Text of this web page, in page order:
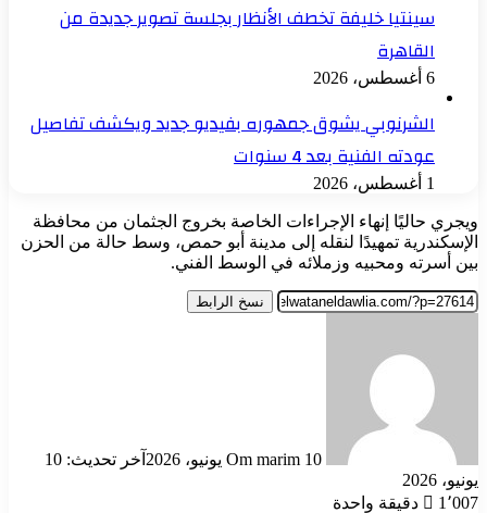
سينتيا خليفة تخطف الأنظار بجلسة تصوير جديدة من
القاهرة
6 أغسطس، 2026
الشرنوبي يشوق جمهوره بفيديو جديد ويكشف تفاصيل
عودته الفنية بعد 4 سنوات
1 أغسطس، 2026
ويجري حاليًا إنهاء الإجراءات الخاصة بخروج الجثمان من محافظة
الإسكندرية تمهيدًا لنقله إلى مدينة أبو حمص، وسط حالة من الحزن
بين أسرته ومحبيه وزملائه في الوسط الفني.
نسخ الرابط
Om marim 10 يونيو، 2026
آخر تحديث: 10
يونيو، 2026
1٬007
دقيقة واحدة